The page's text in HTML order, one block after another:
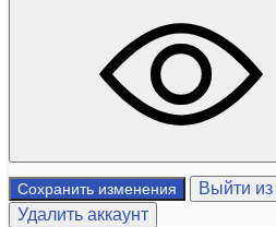
Сохранить изменения
Выйти из
Удалить аккаунт